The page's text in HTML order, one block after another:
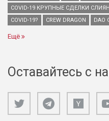
COVID-19 КРУПНЫЕ СДЕЛКИ
COVID-19?
CREW DRAGON DAO
Ещё
Оставайтесь с